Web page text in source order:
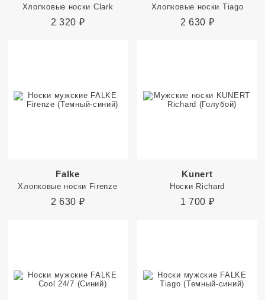
Хлопковые носки Clark
2 320 ₽
Хлопковые носки Tiago
2 630 ₽
Falke
Хлопковые носки Firenze
2 630 ₽
Kunert
Носки Richard
1 700 ₽